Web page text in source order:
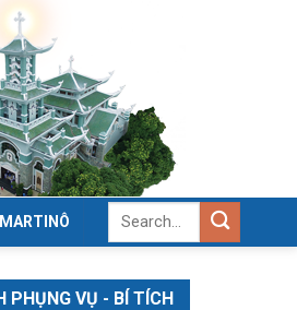
PHỤNG VỤ - BÍ TÍCH